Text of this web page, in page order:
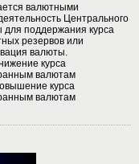
валютными
Центрального
для поддержания курса
резервов или
валюты.
курса
валютам
курса
валютам